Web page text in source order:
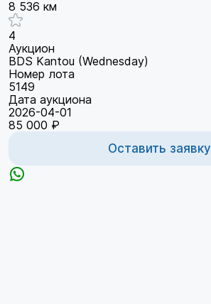
8 536 км
4
Аукцион
BDS Kantou (Wednesday)
Номер лота
5149
Дата аукциона
2026-04-01
85 000 ₽
Оставить заявку